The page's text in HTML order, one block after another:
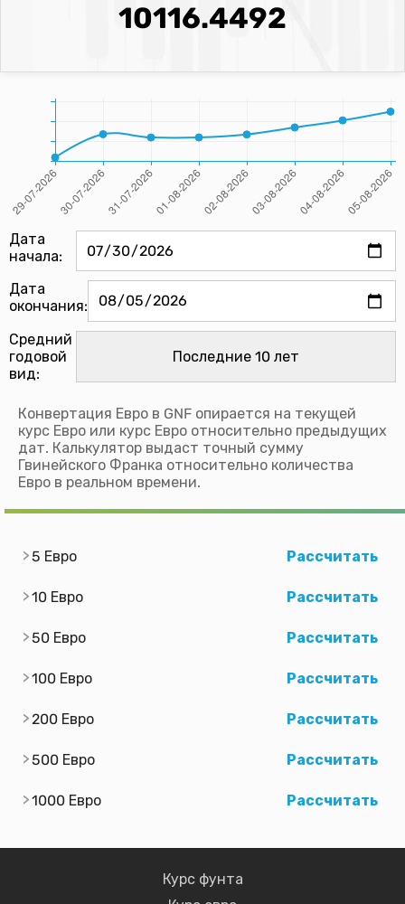
10116.4492
Дата
начала:
Дата
окончания:
Средний
годовой
вид:
Конвертация Евро в GNF опирается на текущей
курс Евро или курс Евро относительно предыдущих
дат. Калькулятор выдаст точный сумму
Гвинейского Франка относительно количества
Евро в реальном времени.
5 Евро Рассчитать
10 Евро Рассчитать
50 Евро Рассчитать
100 Евро Рассчитать
200 Евро Рассчитать
500 Евро Рассчитать
1000 Евро Рассчитать
Курс фунта